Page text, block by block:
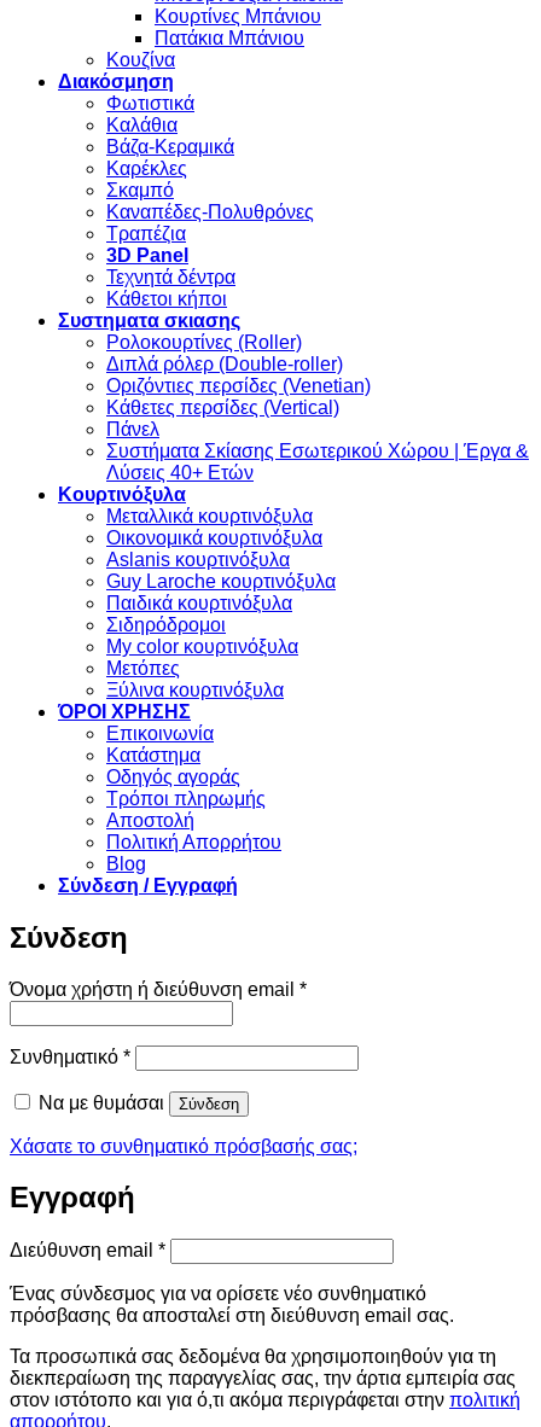
Κουρτίνες Μπάνιου
Πατάκια Μπάνιου
Κουζίνα
Διακόσμηση
Φωτιστικά
Καλάθια
Βάζα-Κεραμικά
Καρέκλες
Σκαμπό
Καναπέδες-Πολυθρόνες
Τραπέζια
3D Panel
Τεχνητά δέντρα
Κάθετοι κήποι
Συστηματα σκιασης
Ρολοκουρτίνες (Roller)
Διπλά ρόλερ (Double-roller)
Οριζόντιες περσίδες (Venetian)
Κάθετες περσίδες (Vertical)
Πάνελ
Συστήματα Σκίασης Εσωτερικού Χώρου | Έργα &
Λύσεις 40+ Ετών
Κουρτινόξυλα
Μεταλλικά κουρτινόξυλα
Οικονομικά κουρτινόξυλα
Aslanis κουρτινόξυλα
Guy Laroche κουρτινόξυλα
Παιδικά κουρτινόξυλα
Σιδηρόδρομοι
My color κουρτινόξυλα
Μετόπες
Ξύλινα κουρτινόξυλα
ΌΡΟΙ ΧΡΗΣΗΣ
Επικοινωνία
Κατάστημα
Οδηγός αγοράς
Τρόποι πληρωμής
Αποστολή
Πολιτική Απορρήτου
Blog
Σύνδεση / Εγγραφή
Σύνδεση
Όνομα χρήστη ή διεύθυνση email *Απαιτείται
Συνθηματικό *Απαιτείται
Να με θυμάσαι Σύνδεση
Χάσατε το συνθηματικό πρόσβασής σας;
Εγγραφή
Διεύθυνση email *Απαιτείται
Ένας σύνδεσμος για να ορίσετε νέο συνθηματικό
πρόσβασης θα αποσταλεί στη διεύθυνση email σας.
Τα προσωπικά σας δεδομένα θα χρησιμοποιηθούν για τη
διεκπεραίωση της παραγγελίας σας, την άρτια εμπειρία σας
στον ιστότοπο και για ό,τι ακόμα περιγράφεται στην πολιτική
απορρήτου.